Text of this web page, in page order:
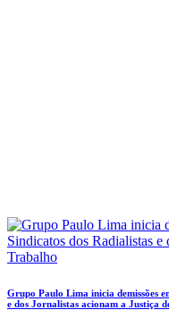
Grupo Paulo Lima inicia demissões
e dos Jornalistas acionam a Justiça